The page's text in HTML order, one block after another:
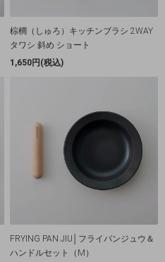
棕櫚（しゅろ）キッチンブラシ 2WAY
タワシ 斜め ショート
1,650円(税込)
FRYING PAN JIU│フライパンジュウ＆
ハンドルセット（M）